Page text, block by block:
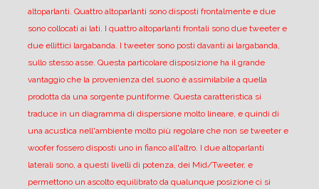
altoparlanti. Quattro altoparlanti sono disposti frontalmente e due
sono collocati ai lati. I quattro altoparlanti frontali sono due tweeter e
due ellittici largabanda. I tweeter sono posti davanti ai largabanda,
sullo stesso asse. Questa particolare disposizione ha il grande
vantaggio che la provenienza del suono è assimilabile a quella
prodotta da una sorgente puntiforme. Questa caratteristica si
traduce in un diagramma di dispersione molto lineare, e quindi di
una acustica nell'ambiente molto più regolare che non se tweeter e
woofer fossero disposti uno in fianco all'altro. I due altoparlanti
laterali sono, a questi livelli di potenza, dei Mid/Tweeter, e
permettono un ascolto equilibrato da qualunque posizione ci si